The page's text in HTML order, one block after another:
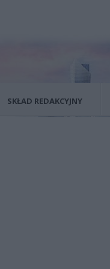
SKŁAD REDAKCYJNY